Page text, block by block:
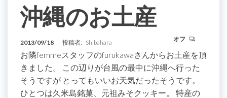
沖縄のお土産
2013/09/18 投稿者: Shibahara オフ
お隣femmeスタッフのfurukawaさんからお土産を頂
きました。 この辺りが台風の最中に沖縄へ行った
そうですが とってもいいお天気だったそうです。
ひとつは久米島銘菓、元祖みそクッキー。 特産の